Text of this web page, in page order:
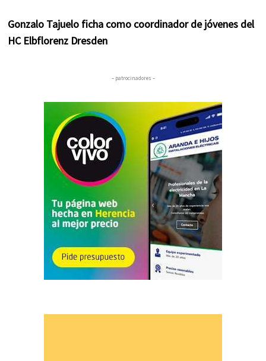
Gonzalo Tajuelo ficha como coordinador de jóvenes del
HC Elbflorenz Dresden
– patrocinadores –